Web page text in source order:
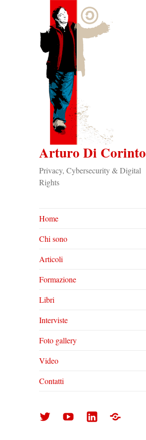
Arturo Di Corinto
Privacy, Cybersecurity & Digital
Rights
Home
Chi sono
Articoli
Formazione
Libri
Interviste
Foto gallery
Video
Contatti
ArturoArturoArturoFoto